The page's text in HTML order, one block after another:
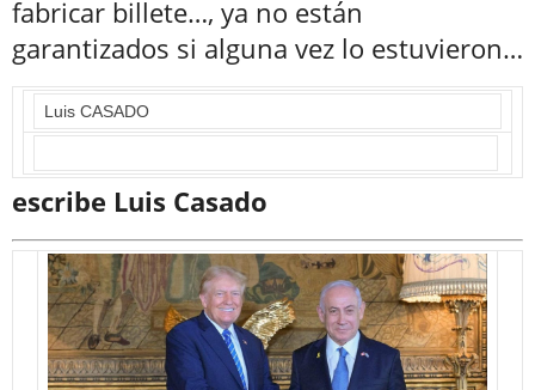
fabricar billete…, ya no están
garantizados si alguna vez lo estuvieron…
Luis CASADO
escribe Luis Casado